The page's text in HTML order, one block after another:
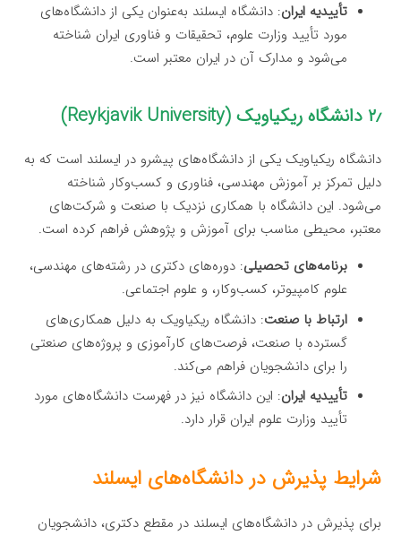
تأییدیه ایران: دانشگاه ایسلند به‌عنوان یکی از دانشگاه‌های
مورد تأیید وزارت علوم، تحقیقات و فناوری ایران شناخته
می‌شود و مدارک آن در ایران معتبر است.
۲٫ دانشگاه ریکیاویک (Reykjavik University)
دانشگاه ریکیاویک یکی از دانشگاه‌های پیشرو در ایسلند است که به
دلیل تمرکز بر آموزش مهندسی، فناوری و کسب‌وکار شناخته
می‌شود. این دانشگاه با همکاری نزدیک با صنعت و شرکت‌های
معتبر، محیطی مناسب برای آموزش و پژوهش فراهم کرده است.
برنامه‌های تحصیلی: دوره‌های دکتری در رشته‌های مهندسی،
علوم کامپیوتر، کسب‌وکار، و علوم اجتماعی.
ارتباط با صنعت: دانشگاه ریکیاویک به دلیل همکاری‌های
گسترده با صنعت، فرصت‌های کارآموزی و پروژه‌های صنعتی
را برای دانشجویان فراهم می‌کند.
تأییدیه ایران: این دانشگاه نیز در فهرست دانشگاه‌های مورد
تأیید وزارت علوم ایران قرار دارد.
شرایط پذیرش در دانشگاه‌های ایسلند
برای پذیرش در دانشگاه‌های ایسلند در مقطع دکتری، دانشجویان